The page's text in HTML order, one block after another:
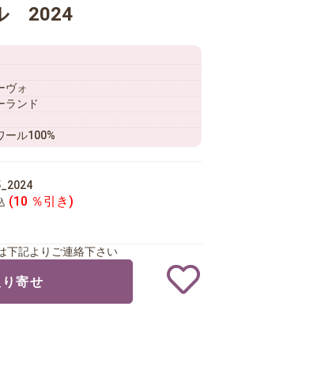
2024
ヴォ
ランド
ール100%
(10 ％引き)
下記よりご連絡下さい
寄せ